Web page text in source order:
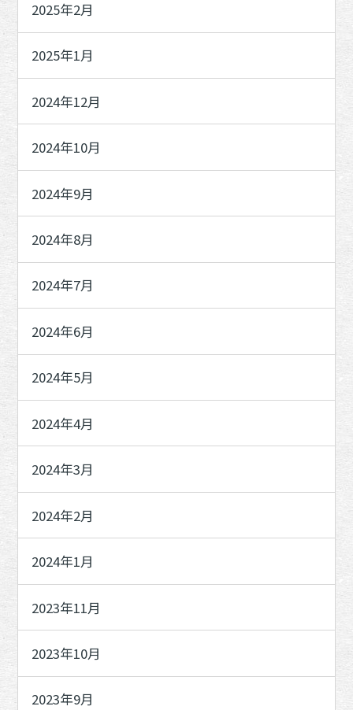
2025年2月
2025年1月
2024年12月
2024年10月
2024年9月
2024年8月
2024年7月
2024年6月
2024年5月
2024年4月
2024年3月
2024年2月
2024年1月
2023年11月
2023年10月
2023年9月